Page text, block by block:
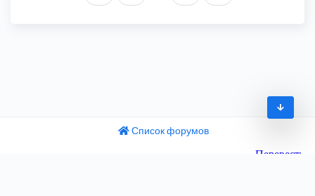
Список форумов